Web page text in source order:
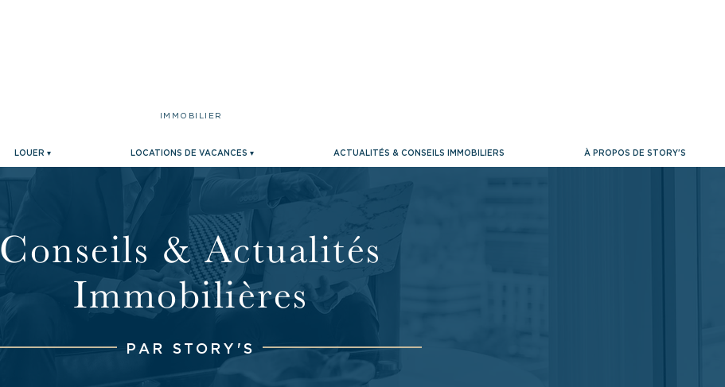
IMMOBILIER
LOUER ▾ LOCATIONS DE VACANCES ▾ ACTUALITÉS & CONSEILS IMMOBILIERS À PROPOS DE STORY'S
Conseils & Actualités
Immobilières
PAR STORY'S